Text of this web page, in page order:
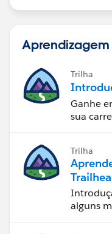
Trilha
Ganhe
sua
Trilha
alguns